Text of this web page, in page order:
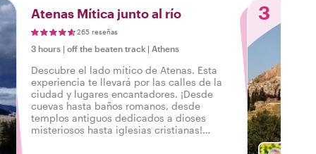
Atenas Mítica junto al río
265 reseñas
3 hours | off the beaten track | Athens
Descubre el lado mítico de Atenas. Esta
experiencia te llevará por las calles de la
ciudad y lugares encantadores. ¡Desde
cuevas hasta baños romanos, desde
templos antiguos dedicados a dioses
misteriosos hasta iglesias cristianas!
3